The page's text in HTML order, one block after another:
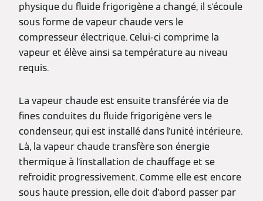
physique du fluide frigorigène a changé, il s'écoule
sous forme de vapeur chaude vers le
compresseur électrique. Celui-ci comprime la
vapeur et élève ainsi sa température au niveau
requis.
La vapeur chaude est ensuite transférée via de
fines conduites du fluide frigorigène vers le
condenseur, qui est installé dans l'unité intérieure.
Là, la vapeur chaude transfère son énergie
thermique à l'installation de chauffage et se
refroidit progressivement. Comme elle est encore
sous haute pression, elle doit d'abord passer par